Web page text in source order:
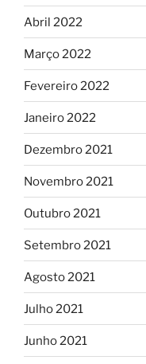
Abril 2022
Março 2022
Fevereiro 2022
Janeiro 2022
Dezembro 2021
Novembro 2021
Outubro 2021
Setembro 2021
Agosto 2021
Julho 2021
Junho 2021